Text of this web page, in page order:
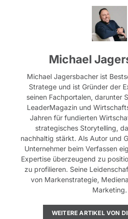
Michael
Michael Jagersbacher ist
Stratege und ist Gründer der
seinen Fachportalen, darunter
LeaderMagazin und
Jahren für fundierten
strategisches Storytelling,
nachhaltig stärkt. Als Autor und
Unternehmer beim Verfassen
Expertise überzeugend zu
zu profilieren. Seine
von Markenstrategie,
Marketing.
WEITERE ARTIKEL VON